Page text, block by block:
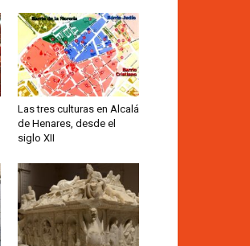
Las tres culturas en Alcalá
de Henares, desde el
siglo XII